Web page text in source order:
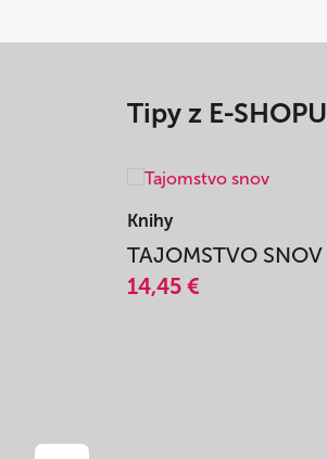
Tipy z E-SHOPU
Knihy
TAJOMSTVO SNOV
14,45 €